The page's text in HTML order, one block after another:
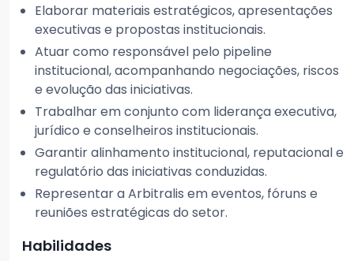
Elaborar materiais estratégicos, apresentações
executivas e propostas institucionais.
Atuar como responsável pelo pipeline
institucional, acompanhando negociações, riscos
e evolução das iniciativas.
Trabalhar em conjunto com liderança executiva,
jurídico e conselheiros institucionais.
Garantir alinhamento institucional, reputacional e
regulatório das iniciativas conduzidas.
Representar a Arbitralis em eventos, fóruns e
reuniões estratégicas do setor.
Habilidades